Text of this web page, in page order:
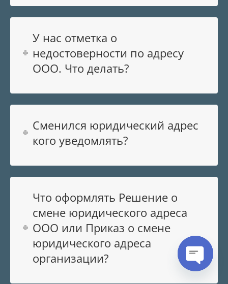
У нас отметка о
недостоверности по адресу
ООО. Что делать?
Сменился юридический адрес
кого уведомлять?
Что оформлять Решение о
смене юридического адреса
ООО или Приказ о смене
юридического адреса
организации?